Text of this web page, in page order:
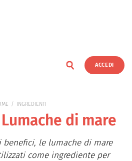
ACCEDI
INGREDIENTI
di mare
benefici, le lumache di mare
come ingrediente per